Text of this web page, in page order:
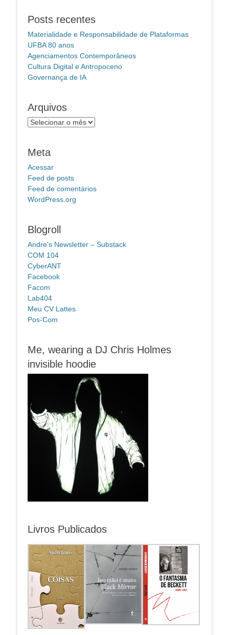
Posts recentes
Materialidade e Responsabilidade de Plataformas
UFBA 80 anos
Agenciamentos Contemporâneos
Cultura Digital e Antropoceno
Governança de IA
Arquivos
Arquivos
Meta
Acessar
Feed de posts
Feed de comentários
WordPress.org
Blogroll
Andre's Newsletter – Substack
COM 104
CyberANT
Facebook
Facom
Lab404
Meu CV Lattes
Pos-Com
Me, wearing a DJ Chris Holmes
invisible hoodie
Livros Publicados